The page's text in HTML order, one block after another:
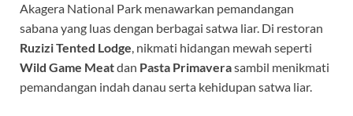
Akagera National Park menawarkan pemandangan
sabana yang luas dengan berbagai satwa liar. Di restoran
Ruzizi Tented Lodge, nikmati hidangan mewah seperti
Wild Game Meatdan Pasta Primaverasambil menikmati
pemandangan indah danau serta kehidupan satwa liar.